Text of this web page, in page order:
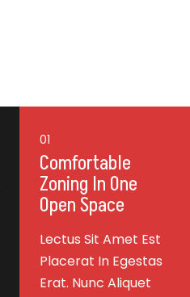
01
Comfortable
Zoning In One
Open Space
Lectus Sit Amet Est
Placerat In Egestas
Erat. Nunc Aliquet